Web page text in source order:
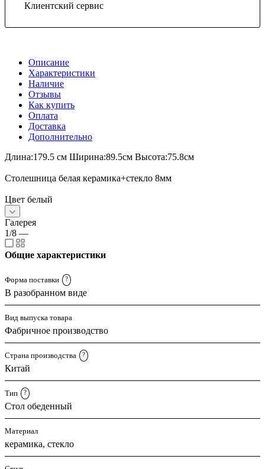
Клиентский сервис
Описание
Характеристики
Наличие
Отзывы
Как купить
Оплата
Доставка
Дополнительно
Длина:179.5 см Ширина:89.5см Высота:75.8см
Столешница белая керамика+стекло 8мм
Цвет белый
Галерея
1/8 —
Общие характеристики
Форма поставки ?
В разобранном виде
Вид выпуска товара
Фабричное производство
Страна производства ?
Китай
Тип ?
Стол обеденный
Материал
керамика, стекло